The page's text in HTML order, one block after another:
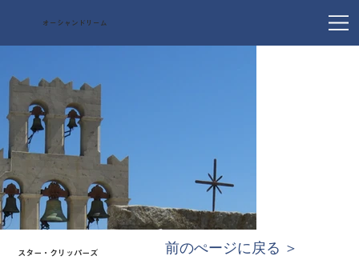
オーシャンドリーム
スター・クリッパーズ 前のぺージに戻る ＞